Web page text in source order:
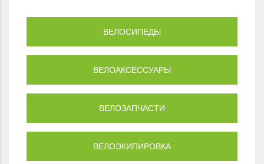
ВЕЛОСИПЕДЫ
ВЕЛОАКСЕССУАРЫ
ВЕЛОЗАПЧАСТИ
ВЕЛОЭКИПИРОВКА